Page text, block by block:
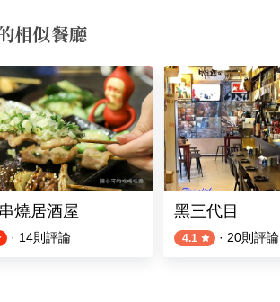
相似餐廳
燒居酒屋
· 14則評論
黑三代目
4.1 · 20則評論